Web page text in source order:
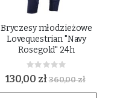
Bryczesy młodzieżowe
Lovequestrian "Navy
Rosegold" 24h
Rating:
0%
130,00 zł360,00 zł